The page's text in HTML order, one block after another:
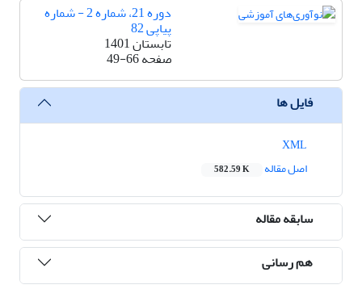
دوره 21، شماره 2 - شماره
پیاپی 82
تابستان 1401
صفحه49-66
فایل ها
اصل مقاله
582.59 K
سابقه مقاله
هم رسانی